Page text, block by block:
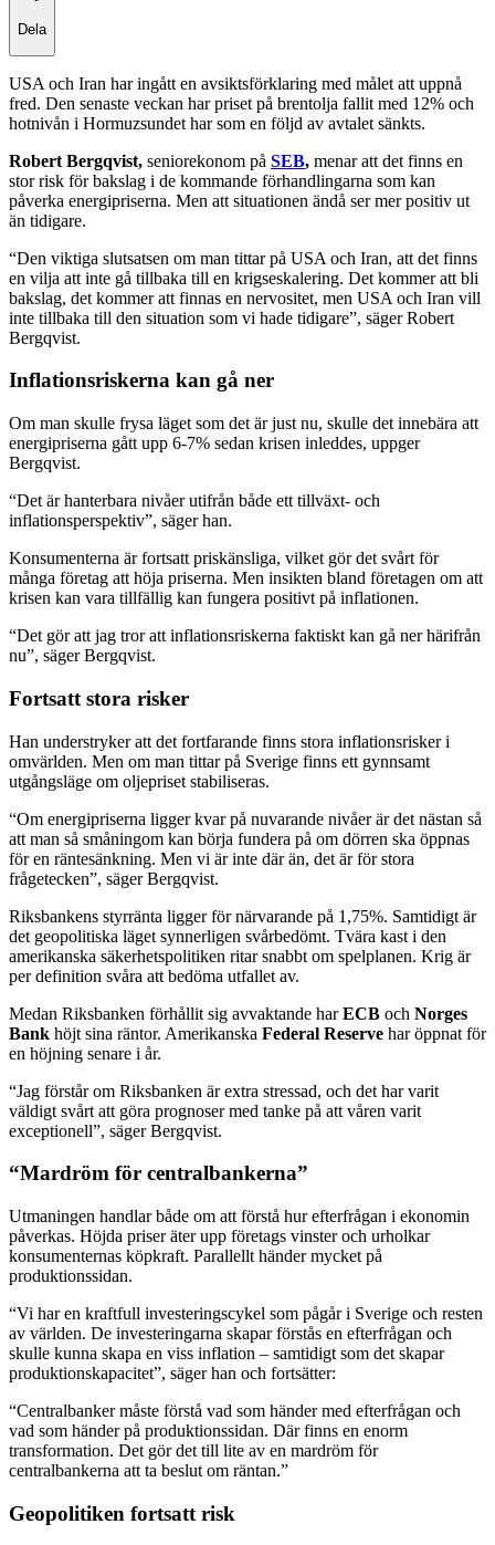
Dela
USA och Iran har ingått en avsiktsförklaring med målet att uppnå
fred. Den senaste veckan har priset på brentolja fallit med 12% och
hotnivån i Hormuzsundet har som en följd av avtalet sänkts.
Robert Bergqvist, seniorekonom på SEB, menar att det finns en
stor risk för bakslag i de kommande förhandlingarna som kan
påverka energipriserna. Men att situationen ändå ser mer positiv ut
än tidigare.
“Den viktiga slutsatsen om man tittar på USA och Iran, att det finns
en vilja att inte gå tillbaka till en krigseskalering. Det kommer att bli
bakslag, det kommer att finnas en nervositet, men USA och Iran vill
inte tillbaka till den situation som vi hade tidigare”, säger Robert
Bergqvist.
Inflationsriskerna kan gå ner
Om man skulle frysa läget som det är just nu, skulle det innebära att
energipriserna gått upp 6-7% sedan krisen inleddes, uppger
Bergqvist.
“Det är hanterbara nivåer utifrån både ett tillväxt- och
inflationsperspektiv”, säger han.
Konsumenterna är fortsatt priskänsliga, vilket gör det svårt för
många företag att höja priserna. Men insikten bland företagen om att
krisen kan vara tillfällig kan fungera positivt på inflationen.
“Det gör att jag tror att inflationsriskerna faktiskt kan gå ner härifrån
nu”, säger Bergqvist.
Fortsatt stora risker
Han understryker att det fortfarande finns stora inflationsrisker i
omvärlden. Men om man tittar på Sverige finns ett gynnsamt
utgångsläge om oljepriset stabiliseras.
“Om energipriserna ligger kvar på nuvarande nivåer är det nästan så
att man så småningom kan börja fundera på om dörren ska öppnas
för en räntesänkning. Men vi är inte där än, det är för stora
frågetecken”, säger Bergqvist.
Riksbankens styrränta ligger för närvarande på 1,75%. Samtidigt är
det geopolitiska läget synnerligen svårbedömt. Tvära kast i den
amerikanska säkerhetspolitiken ritar snabbt om spelplanen. Krig är
per definition svåra att bedöma utfallet av.
Medan Riksbanken förhållit sig avvaktande harECB och Norges
Bank höjt sina räntor. Amerikanska Federal Reserve har öppnat för
en höjning senare i år.
“Jag förstår om Riksbanken är extra stressad, och det har varit
väldigt svårt att göra prognoser med tanke på att våren varit
exceptionell”, säger Bergqvist.
“Mardröm för centralbankerna”
Utmaningen handlar både om att förstå hur efterfrågan i ekonomin
påverkas. Höjda priser äter upp företags vinster och urholkar
konsumenternas köpkraft. Parallellt händer mycket på
produktionssidan.
“Vi har en kraftfull investeringscykel som pågår i Sverige och resten
av världen. De investeringarna skapar förstås en efterfrågan och
skulle kunna skapa en viss inflation – samtidigt som det skapar
produktionskapacitet”, säger han och fortsätter:
“Centralbanker måste förstå vad som händer med efterfrågan och
vad som händer på produktionssidan. Där finns en enorm
transformation. Det gör det till lite av en mardröm för
centralbankerna att ta beslut om räntan.”
Geopolitiken fortsatt risk